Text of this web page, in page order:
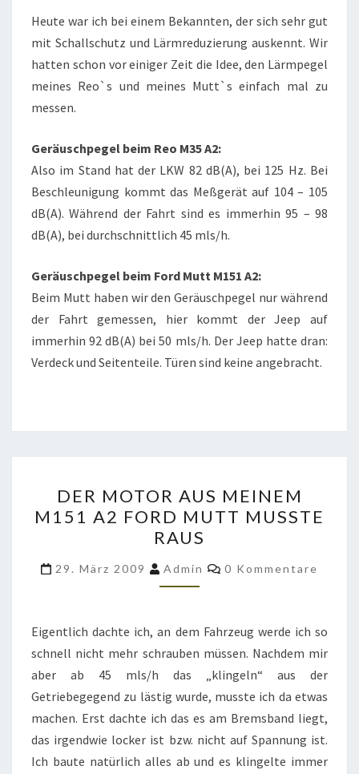
UND
MEINEM
REO
M35
Heute war ich bei einem Bekannten, der sich sehr gut
mit Schallschutz und Lärmreduzierung auskennt. Wir
hatten schon vor einiger Zeit die Idee, den Lärmpegel
meines Reo`s und meines Mutt`s einfach mal zu
messen.
Geräuschpegel beim Reo M35 A2:
Also im Stand hat der LKW 82 dB(A), bei 125 Hz. Bei
Beschleunigung kommt das Meßgerät auf 104 – 105
dB(A). Während der Fahrt sind es immerhin 95 – 98
dB(A), bei durchschnittlich 45 mls/h.
Geräuschpegel beim Ford Mutt M151 A2:
Beim Mutt haben wir den Geräuschpegel nur während
der Fahrt gemessen, hier kommt der Jeep auf
immerhin 92 dB(A) bei 50 mls/h. Der Jeep hatte dran:
Verdeck und Seitenteile. Türen sind keine angebracht.
MOTOR
AUS
MEINEM
M151
A2
MUTT
MUSSTE
RAUS
DER MOTOR AUS MEINEM
M151 A2 FORD MUTT MUSSTE
RAUS
29. März 2009 Admin Kommentare
0 Kommentare
Eigentlich dachte ich, an dem Fahrzeug werde ich so
schnell nicht mehr schrauben müssen. Nachdem mir
aber ab 45 mls/h das „klingeln“ aus der
Getriebegegend zu lästig wurde, musste ich da etwas
machen. Erst dachte ich das es am Bremsband liegt,
das irgendwie locker ist bzw. nicht auf Spannung ist.
Ich baute natürlich alles ab und es klingelte immer